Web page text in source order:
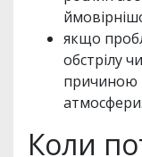
якщо
обстрілу
причиною
атмосфери.
Коли